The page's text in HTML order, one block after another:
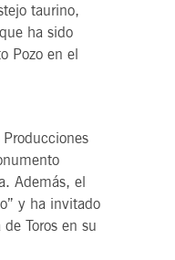
taurino,
ha sido
Pozo en el
Además, el
y ha invitado
Toros en su
LAS NOTAS DEL VINO.